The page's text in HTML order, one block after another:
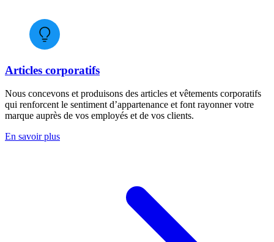
Articles corporatifs
Nous concevons et produisons des articles et vêtements corporatifs
qui renforcent le sentiment d’appartenance et font rayonner votre
marque auprès de vos employés et de vos clients.
En savoir plus